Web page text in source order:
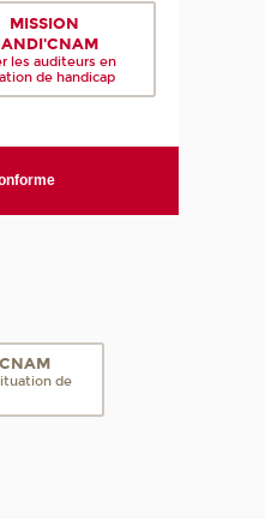
MISSION
les auditeurs en
de handicap
de